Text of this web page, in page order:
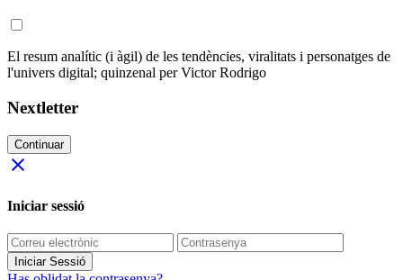
El resum analític (i àgil) de les tendències, viralitats i personatges de
l'univers digital; quinzenal per Victor Rodrigo
Nextletter
Continuar
close
Iniciar sessió
Iniciar Sessió